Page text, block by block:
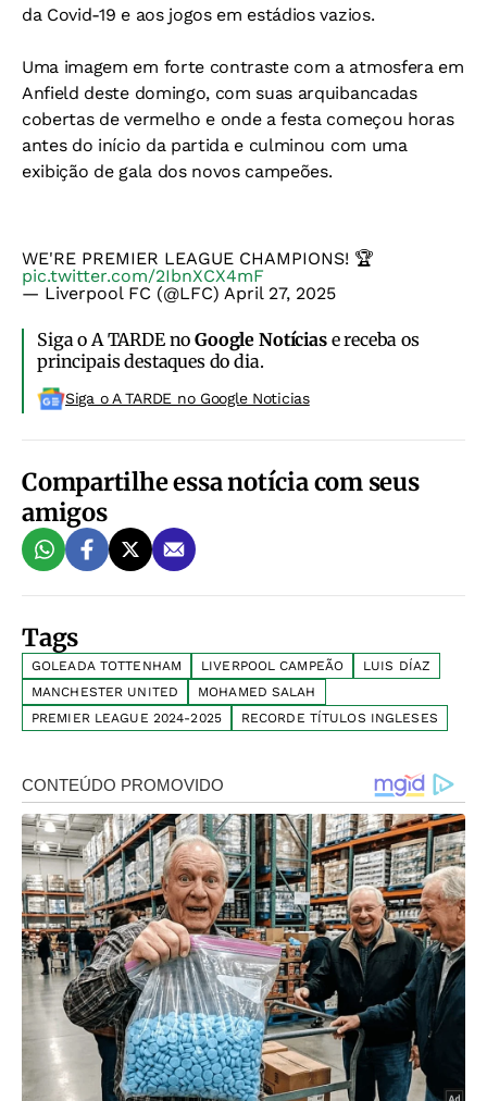
da Covid-19 e aos jogos em estádios vazios.
Uma imagem em forte contraste com a atmosfera em
Anfield deste domingo, com suas arquibancadas
cobertas de vermelho e onde a festa começou horas
antes do início da partida e culminou com uma
exibição de gala dos novos campeões.
WE'RE PREMIER LEAGUE CHAMPIONS! 🏆
pic.twitter.com/2IbnXCX4mF
— Liverpool FC (@LFC) April 27, 2025
Siga o A TARDE noGoogle Notíciase receba os
principais destaques do dia.
Siga o A TARDE no Google Noticias
Compartilhe essa notícia com seus
amigos
Tags
GOLEADA TOTTENHAM LIVERPOOL CAMPEÃO
LUIS DÍAZ
MANCHESTER UNITED
MOHAMED SALAH
PREMIER LEAGUE 2024-2025
RECORDE TÍTULOS INGLESES